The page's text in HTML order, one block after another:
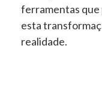
ferramentas que
esta
realidade.